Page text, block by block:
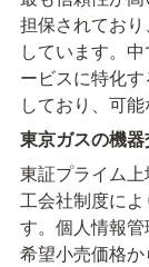
担保されてお
しています。
ービスに特化
しており、可
東京ガスの機器
東証プライム
工会社制度に
す。個人情報
希望小売価格か